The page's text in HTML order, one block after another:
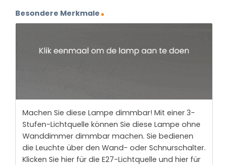
Besondere Merkmale
Machen Sie diese Lampe dimmbar! Mit einer 3-
Stufen-Lichtquelle können Sie diese Lampe ohne
Wanddimmer dimmbar machen. Sie bedienen
die Leuchte über den Wand- oder Schnurschalter.
Klicken Sie hier für die E27-Lichtquelle und hier für